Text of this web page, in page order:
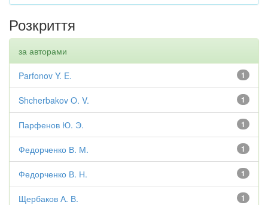
Розкриття
за авторами
1
Parfonov Y. E.
1
Shcherbakov O. V.
1
Парфенов Ю. Э.
1
Федорченко В. М.
1
Федорченко В. Н.
1
Щербаков А. В.